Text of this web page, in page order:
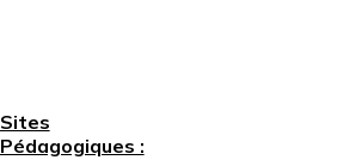
Sites
Pédagogiques :